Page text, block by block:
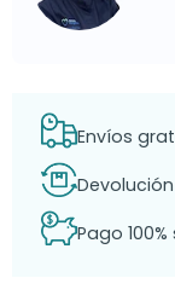
Envíos
Pago